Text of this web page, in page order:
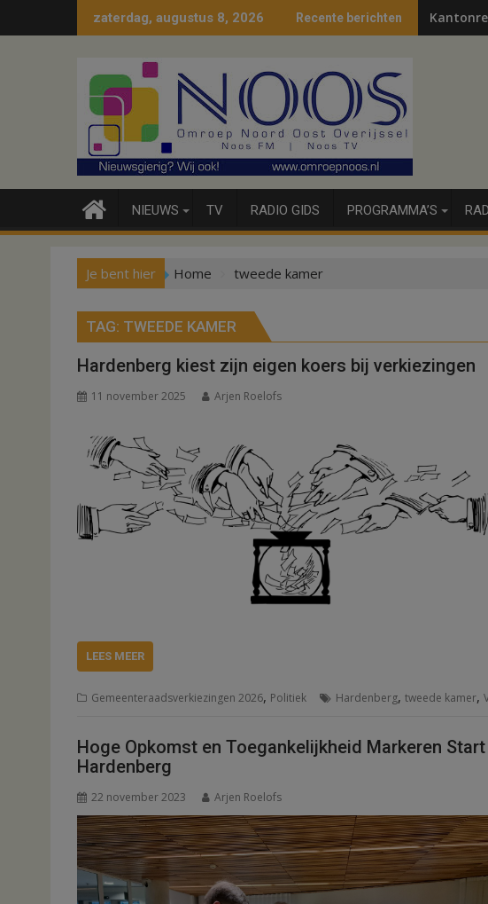
naar
zaterdag, augustus 8, 2026 Recente berichten
NIEUWS TV RADIO GIDS PROGRAMMA’S
Je bent hier Home tweede kamer
TAG: TWEEDE KAMER
Hardenberg kiest zijn eigen koers bij verkiezingen
11 november 2025 Arjen Roelofs
LEES MEER
Gemeenteraadsverkiezingen 2026, Politiek Hardenberg, tweede kamer,
Hoge Opkomst en Toegankelijkheid Markeren
Hardenberg
22 november 2023 Arjen Roelofs